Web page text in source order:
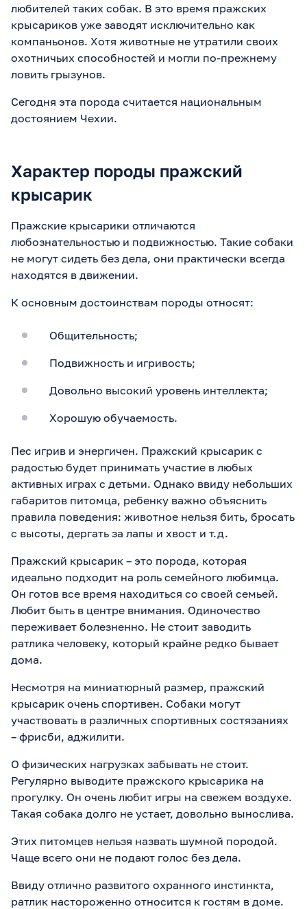
любителей таких собак. В это время пражских
крысариков уже заводят исключительно как
компаньонов. Хотя животные не утратили своих
охотничьих способностей и могли по-прежнему
ловить грызунов.
Сегодня эта порода считается национальным
достоянием Чехии.
Характер породы пражский
крысарик
Пражские крысарики отличаются
любознательностью и подвижностью. Такие собаки
не могут сидеть без дела, они практически всегда
находятся в движении.
К основным достоинствам породы относят:
Общительность;
Подвижность и игривость;
Довольно высокий уровень интеллекта;
Хорошую обучаемость.
Пес игрив и энергичен. Пражский крысарик с
радостью будет принимать участие в любых
активных играх с детьми. Однако ввиду небольших
габаритов питомца, ребенку важно объяснить
правила поведения: животное нельзя бить, бросать
с высоты, дергать за лапы и хвост и т.д.
Пражский крысарик – это порода, которая
идеально подходит на роль семейного любимца.
Он готов все время находиться со своей семьей.
Любит быть в центре внимания. Одиночество
переживает болезненно. Не стоит заводить
ратлика человеку, который крайне редко бывает
дома.
Несмотря на миниатюрный размер, пражский
крысарик очень спортивен. Собаки могут
участвовать в различных спортивных состязаниях
– фрисби, аджилити.
О физических нагрузках забывать не стоит.
Регулярно выводите пражского крысарика на
прогулку. Он очень любит игры на свежем воздухе.
Такая собака долго не устает, довольно вынослива.
Этих питомцев нельзя назвать шумной породой.
Чаще всего они не подают голос без дела.
Ввиду отлично развитого охранного инстинкта,
ратлик настороженно относится к гостям в доме.